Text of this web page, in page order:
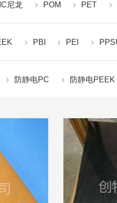
尼龙 POM PET
PBI PEI
防静电PC 防静电PEEK